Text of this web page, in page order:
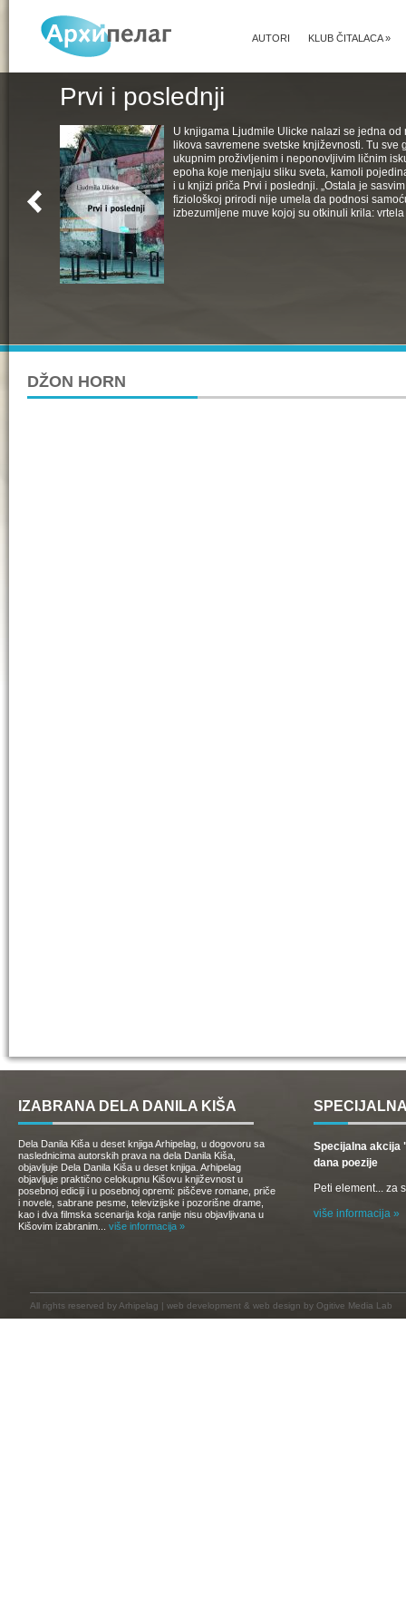
KLUB ČITALACA»
AUTORI
Prvi i poslednji
U knjigama Ljudmile Ulicke nalazi se jedna
likova savremene svetske književnosti. Tu sve
ukupnim proživljenim i neponovljivim ličnim
epoha koje menjaju sliku sveta, kamoli
i u knjizi priča Prvi i poslednji. „Ostala je
fiziološkoj prirodi nije umela da podnosi
izbezumljene muve kojoj su otkinuli krila:
DŽON HORN
IZABRANA DELA DANILA KIŠA
Dela Danila Kiša u deset knjiga Arhipelag, u dogovoru sa
naslednicima autorskih prava na dela Danila Kiša,
objavljuje Dela Danila Kiša u deset knjiga. Arhipelag
objavljuje praktično celokupnu Kišovu književnost u
posebnoj ediciji i u posebnoj opremi: piščeve romane, priče
i novele, sabrane pesme, televizijske i pozorišne drame,
kao i dva filmska scenarija koja ranije nisu objavljivana u
Kišovim izabranim... više informacija »
Specijalna akcija
dana poezije
Peti element... za
više informacija »
All rights reserved by Arhipelag | web development & web design by Ogitive Media Lab